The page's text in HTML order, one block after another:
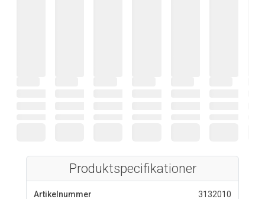
Produktspecifikationer
Artikelnummer 3132010